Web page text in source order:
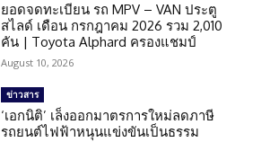
ยอดจดทะเบียน รถ MPV – VAN ประตู
สไลด์ เดือน กรกฎาคม 2026 รวม 2,010
คัน | Toyota Alphard ครองแชมป์
August 10, 2026
ข่าวสาร
‘เอกนิติ’ เล็งออกมาตรการใหม่ลดภาษี
รถยนต์ไฟฟ้าหนุนแข่งขันเป็นธรรม